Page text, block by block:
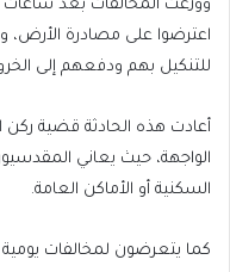
ووُزعت المخالفات بعد ساعات
اعترضوا على مصادرة الأرض،
للتنكيل بهم ودفعهم إلى
أعادت هذه الحادثة قضية
الواجهة، حيث يعاني
السكنية أو الأماكن العامة.
كما يتعرضون لمخالفات